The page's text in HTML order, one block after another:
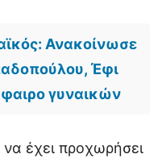
Ανακοίνωσε
Έφι
γυναικών
έχει προχωρήσει